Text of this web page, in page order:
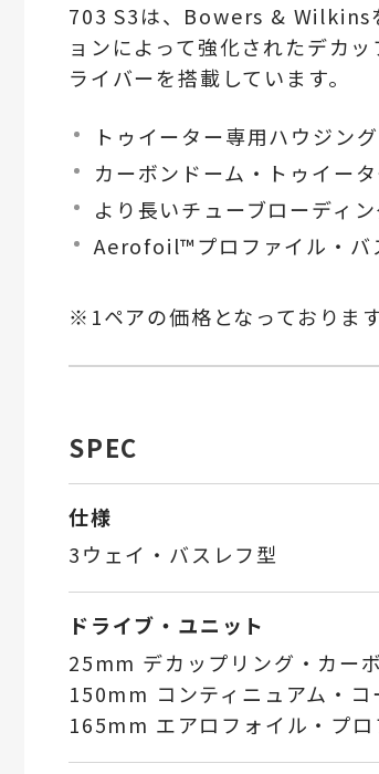
703 S3は、Bowers & Wilkins
ョンによって強化されたデカ
ライバーを搭載しています。
トゥイーター専用ハウジング
カーボンドーム・トゥイー
より長いチューブローディ
Aerofoil™プロファイル・バ
※1ペアの価格となっております
SPEC
仕様
3ウェイ・バスレフ型
ドライブ・ユニット
25mm デカップリング・カー
150mm コンティニュアム・
165mm エアロフォイル・プ